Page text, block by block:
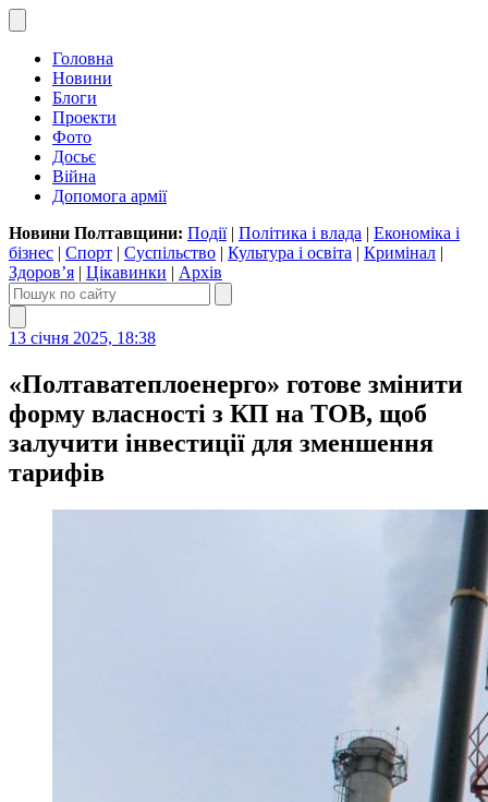
Головна
Новини
Блоги
Проекти
Фото
Досьє
Війна
Допомога армії
Новини Полтавщини: Події| Політика і влада | Економіка і
бізнес | Спорт | Суспільство | Культура і освіта | Кримінал |
Здоров’я | Цікавинки | Архів
13 січня 2025, 18:38
«Полтаватеплоенерго» готове змінити
форму власності з КП на ТОВ, щоб
залучити інвестиції для зменшення
тарифів